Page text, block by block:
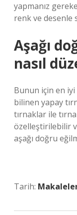
yapmanız
renk ve desenle
Aşağı
nasıl
Bunun için en
bilinen yapay
tırnaklar ile
özelleştirilebilir
aşağı doğru
Tarih: